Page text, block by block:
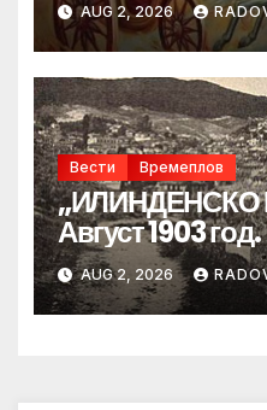
AUG 2, 2026
Вести Времеплов
„ИЛИНДЕНСКО
Август 1903 год.
AUG 2, 2026